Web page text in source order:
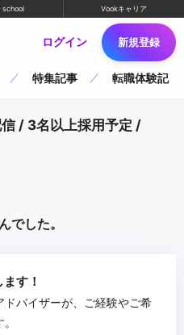
school Vookキャリア
ログイン 新規登録
特集記事 転職体験記
/ 3名以上採用予定 /
でした。
す！
バイザーが、ご経験やご希